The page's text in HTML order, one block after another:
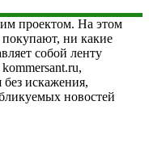
проектом. На этом
покупают, ни какие
собой ленту
искажения,
новостей